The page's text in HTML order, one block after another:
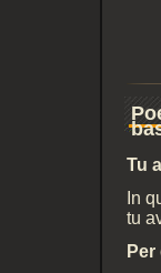
Tu
In
tu
Per